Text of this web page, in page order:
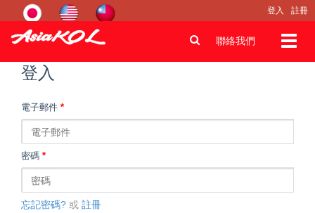
登入 註冊
聯絡我們
登入
電子郵件 *
密碼 *
忘記密碼? 或 註冊